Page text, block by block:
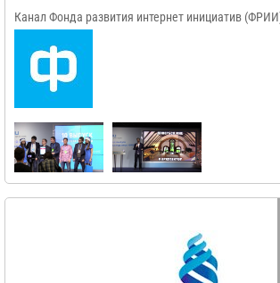
Канал Фонда развития интернет инициатив